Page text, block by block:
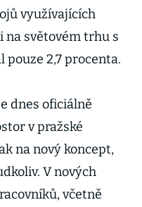
využívajících
na světovém trhu s
2,7 procenta.
dnes oficiálně
v pražské
na nový koncept,
V nových
včetně